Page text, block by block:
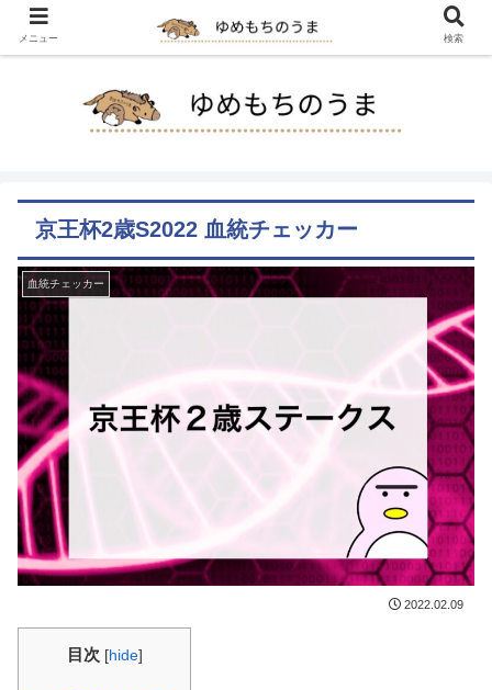
京王杯2歳S2022 血統チェッカー
血統チェッカー
2022.02.09
目次 [hide]
メニュー 検索